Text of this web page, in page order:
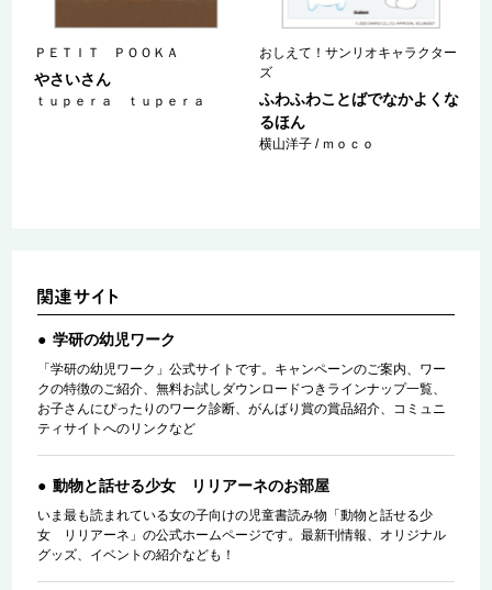
ＰＥＴＩＴ ＰＯＯＫＡ
やさいさん
ｔｕｐｅｒａ ｔｕｐｅｒａ
おしえて！サンリオキャラクター
ズ
ふわふわことばでなかよくな
るほん
横山洋子 / ｍｏｃｏ
学研の幼児ワーク
「学研の幼児ワーク」公式サイトです。キャンペーンのご案内、ワー
クの特徴のご紹介、無料お試しダウンロードつきラインナップ一覧、
お子さんにぴったりのワーク診断、がんばり賞の賞品紹介、コミュニ
ティサイトへのリンクなど
動物と話せる少女 リリアーネのお部屋
いま最も読まれている女の子向けの児童書読み物「動物と話せる少
女 リリアーネ」の公式ホームページです。最新刊情報、オリジナル
グッズ、イベントの紹介なども！